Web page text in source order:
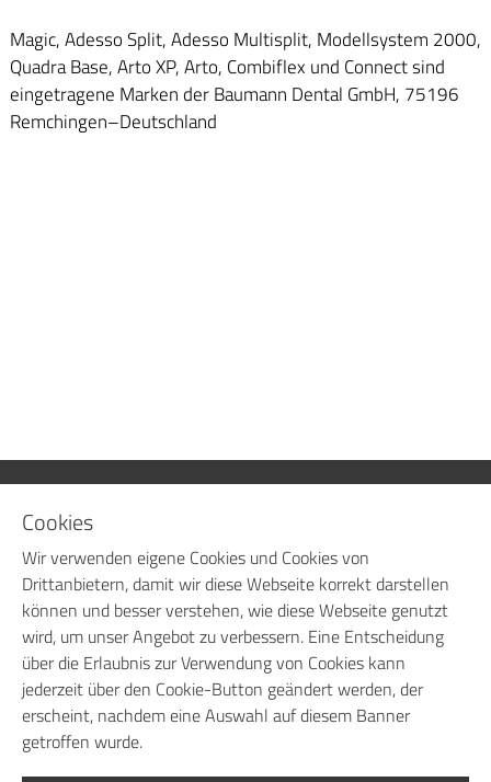
Magic, Adesso Split, Adesso Multisplit, Modellsystem 2000,
Quadra Base, Arto XP, Arto, Combiflex und Connect sind
eingetragene Marken der Baumann Dental GmbH, 75196
Remchingen–Deutschland
Baumann Dental GmbH
Im Hölderle 5
75196 Remchingen
Deutschland
Fon: +49 7232 732180
Fax: +49 7232 7321899
Cookies
Wir verwenden eigene Cookies und Cookies von
Drittanbietern, damit wir diese Webseite korrekt darstellen
können und besser verstehen, wie diese Webseite genutzt
wird, um unser Angebot zu verbessern. Eine Entscheidung
über die Erlaubnis zur Verwendung von Cookies kann
jederzeit über den Cookie-Button geändert werden, der
erscheint, nachdem eine Auswahl auf diesem Banner
getroffen wurde.